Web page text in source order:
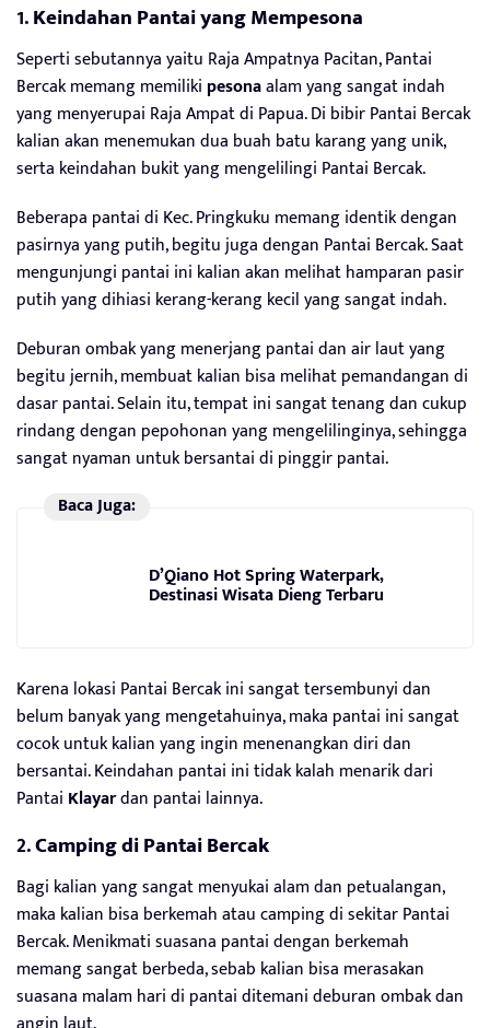
1.Keindahan Pantai yang Mempesona
Seperti sebutannya yaitu Raja Ampatnya Pacitan, Pantai
Bercak memang memiliki pesonaalam yang sangat indah
yang menyerupai Raja Ampat di Papua. Di bibir Pantai Bercak
kalian akan menemukan dua buah batu karang yang unik,
serta keindahan bukit yang mengelilingi Pantai Bercak.
Beberapa pantai di Kec. Pringkuku memang identik dengan
pasirnya yang putih, begitu juga dengan Pantai Bercak. Saat
mengunjungi pantai ini kalian akan melihat hamparan pasir
putih yang dihiasi kerang-kerang kecil yang sangat indah.
Deburan ombak yang menerjang pantai dan air laut yang
begitu jernih, membuat kalian bisa melihat pemandangan di
dasar pantai. Selain itu, tempat ini sangat tenang dan cukup
rindang dengan pepohonan yang mengelilinginya, sehingga
sangat nyaman untuk bersantai di pinggir pantai.
Baca Juga:
D’Qiano Hot Spring Waterpark,
Destinasi Wisata Dieng Terbaru
Karena lokasi Pantai Bercak ini sangat tersembunyi dan
belum banyak yang mengetahuinya, maka pantai ini sangat
cocok untuk kalian yang ingin menenangkan diri dan
bersantai. Keindahan pantai ini tidak kalah menarik dari
Pantai Klayardan pantai lainnya.
2.Camping di Pantai Bercak
Bagi kalian yang sangat menyukai alam dan petualangan,
maka kalian bisa berkemah atau camping di sekitar Pantai
Bercak. Menikmati suasana pantai dengan berkemah
memang sangat berbeda, sebab kalian bisa merasakan
suasana malam hari di pantai ditemani deburan ombak dan